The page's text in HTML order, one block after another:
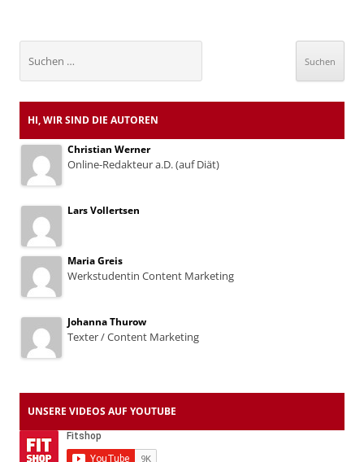
nach:
HI, WIR SIND DIE AUTOREN
Christian Werner
Online-Redakteur a.D. (auf Diät)
Lars Vollertsen
Maria Greis
Werkstudentin Content Marketing
Johanna Thurow
Texter / Content Marketing
UNSERE VIDEOS AUF YOUTUBE